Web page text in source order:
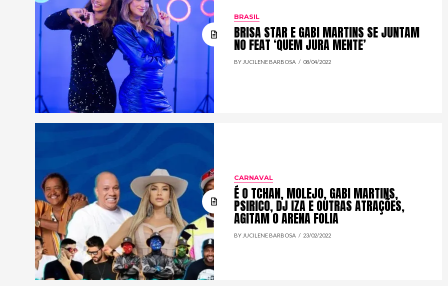
BRASIL
BRISA STAR E GABI MARTINS SE JUNTAM
NO FEAT ‘QUEM JURA MENTE’
BY JUCILENE BARBOSA 08/04/2022
CARNAVAL
É O TCHAN, MOLEJO, GABI MARTINS,
PSIRICO, DJ IZA E OUTRAS ATRAÇÕES,
AGITAM O ARENA FOLIA
BY JUCILENE BARBOSA 23/02/2022